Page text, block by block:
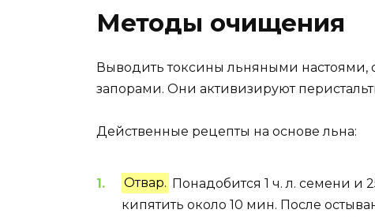
Методы очищения
Выводить токсины льняными
запорами. Они активизируют
Действенные рецепты на основе льна:
Отвар. Понадобится 1 ч. л. семени и
кипятить около 10 мин. После